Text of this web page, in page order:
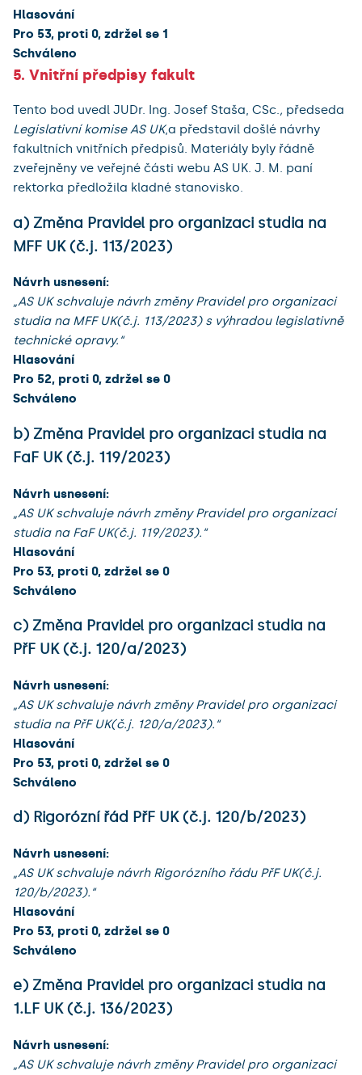
Hlasování
Pro 53, proti 0, zdržel se 1
Schváleno
5. Vnitřní předpisy fakult
Tento bod uvedl JUDr. Ing. Josef Staša, CSc., předseda
Legislativní komise AS UK,a představil došlé návrhy
fakultních vnitřních předpisů. Materiály byly řádně
zveřejněny ve veřejné části webu AS UK. J. M. paní
rektorka předložila kladné stanovisko.
a) Změna Pravidel pro organizaci studia na
MFF UK (č.j. 113/2023)
Návrh usnesení:
„AS UK schvaluje návrh změny Pravidel pro organizaci
studia na MFF UK(č.j. 113/2023) s výhradou legislativně
technické opravy.“
Hlasování
Pro 52, proti 0, zdržel se 0
Schváleno
b) Změna Pravidel pro organizaci studia na
FaF UK (č.j. 119/2023)
Návrh usnesení:
„AS UK schvaluje návrh změny Pravidel pro organizaci
studia na FaF UK(č.j. 119/2023).“
Hlasování
Pro 53, proti 0, zdržel se 0
Schváleno
c) Změna Pravidel pro organizaci studia na
PřF UK (č.j. 120/a/2023)
Návrh usnesení:
„AS UK schvaluje návrh změny Pravidel pro organizaci
studia na PřF UK(č.j. 120/a/2023).“
Hlasování
Pro 53, proti 0, zdržel se 0
Schváleno
d) Rigorózní řád PřF UK (č.j. 120/b/2023)
Návrh usnesení:
„AS UK schvaluje návrh Rigorózního řádu PřF UK(č.j.
120/b/2023).“
Hlasování
Pro 53, proti 0, zdržel se 0
Schváleno
e) Změna Pravidel pro organizaci studia na
1.LF UK (č.j. 136/2023)
Návrh usnesení:
„AS UK schvaluje návrh změny Pravidel pro organizaci